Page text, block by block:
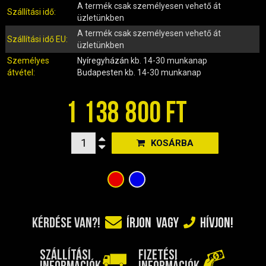
IZZÓ (ROBOGÓ, QUAD, MOTOR)
KARBURÁTOROK ÉS ALKATRÉSZEIK
KENŐANYAGOK, TISZTÍTÓK, ÁPOLÓK
KIEGÉSZÍTŐK
KIPUFOGÓK ÉS TARTOZÉKAIK
KORMÁNY ÉS ALKATRÉSZEI
KXD QUAD ÉS DIRT BIKE ALKATRÉSZEK
MOTORBLOKK KOMPLETT
SZERSZÁMOK
SZŰRŐK ÉS TARTOZÉKAIK
Szállítási idő:
A termék csak személyesen vehető át
üzletünkben
Szállítási idő EU:
A termék csak személyesen vehető át
üzletünkben
Személyes
átvétel:
Nyíregyházán kb. 14-30 munkanap
Budapesten kb. 14-30 munkanap
1 138 800 FT
KOSÁRBA
KÉRDÉSE VAN?! ÍRJON VAGY HÍVJON!
SZÁLLÍTÁSI FIZETÉSI